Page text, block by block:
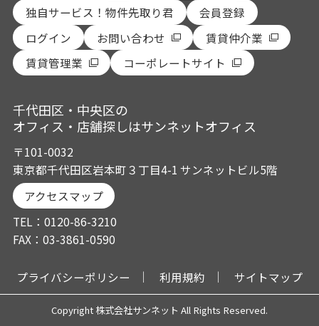
独自サービス！物件先取り君
会員登録
ログイン
お問い合わせ
賃貸仲介業
賃貸管理業
コーポレートサイト
千代田区・中央区の
オフィス・店舗探しはサンネットオフィス
〒101-0032
東京都千代田区岩本町３丁目4-1 サンネットビル5階
アクセスマップ
TEL：0120-86-3210
FAX：03-3861-0590
プライバシーポリシー 利用規約 サイトマップ
Copyright 株式会社サンネット All Rights Reserved.